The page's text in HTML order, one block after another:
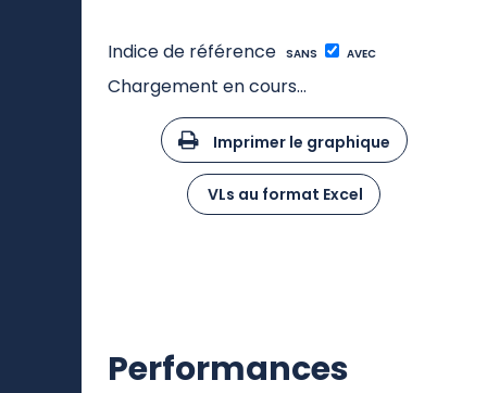
Indice de référence SANS AVEC
Chargement en cours...
Imprimer le graphique
VLs au format Excel
Performances